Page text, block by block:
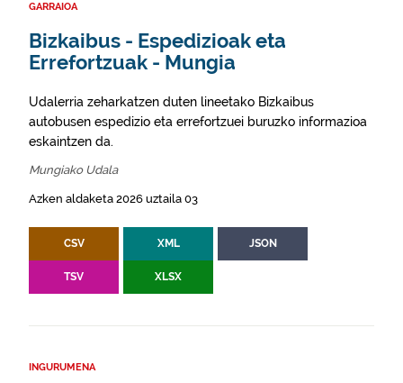
GARRAIOA
Bizkaibus - Espedizioak eta
Errefortzuak - Mungia
Udalerria zeharkatzen duten lineetako Bizkaibus
autobusen espedizio eta errefortzuei buruzko informazioa
eskaintzen da.
Mungiako Udala
Azken aldaketa 2026 uztaila 03
CSV XML JSON
TSV XLSX
INGURUMENA